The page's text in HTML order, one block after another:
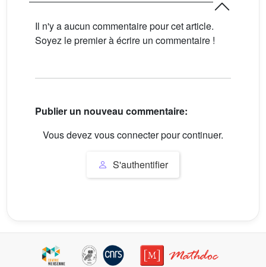
Il n'y a aucun commentaire pour cet article.
Soyez le premier à écrire un commentaire !
Publier un nouveau commentaire:
Vous devez vous connecter pour continuer.
S'authentifier